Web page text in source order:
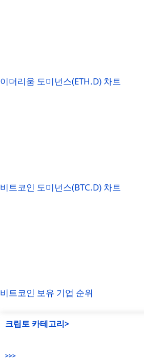
이더리움 도미넌스(ETH.D) 차트
비트코인 도미넌스(BTC.D) 차트
비트코인 보유 기업 순위
크립토 카테고리>
>>>